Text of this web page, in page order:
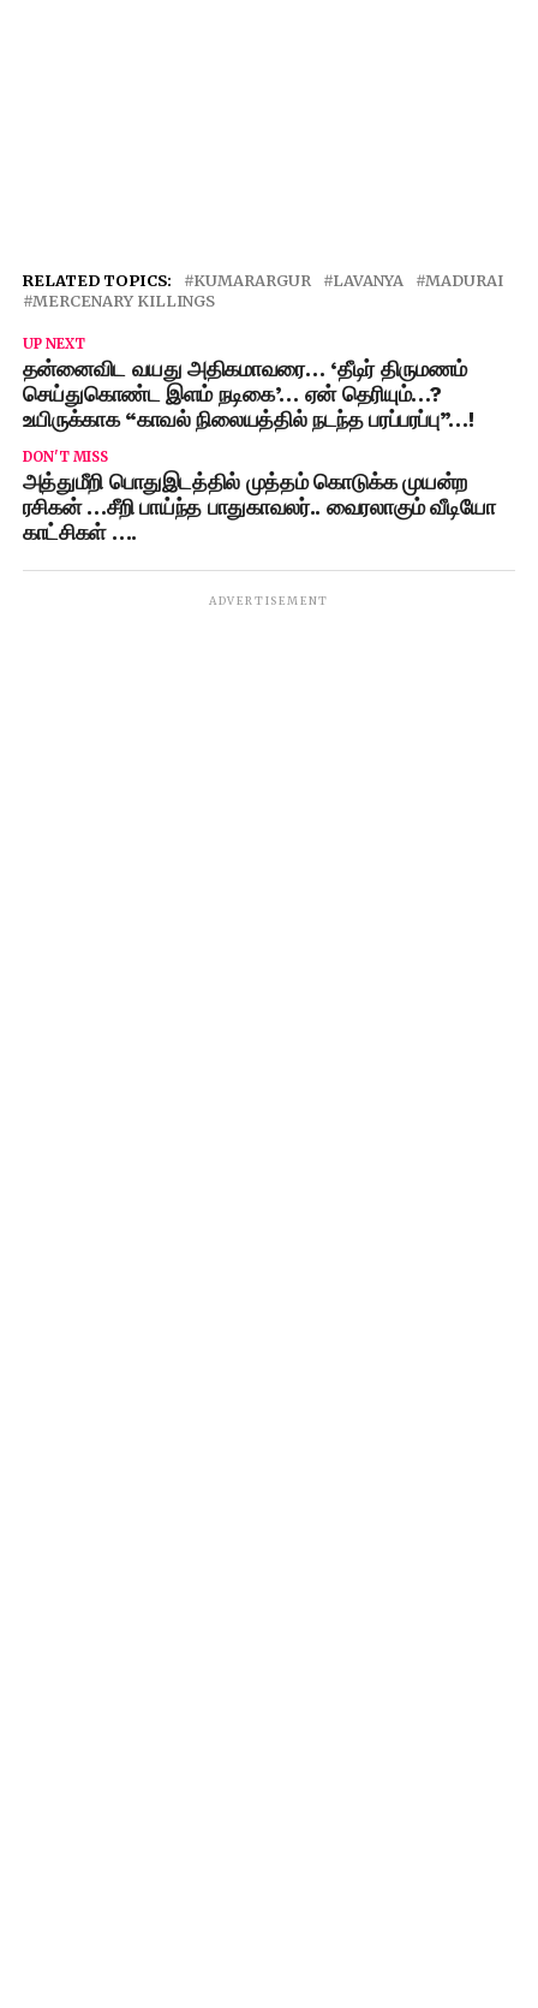
RELATED TOPICS: KUMARARGUR LAVANYA
MADURAI
MERCENARY KILLINGS
UP NEXT
தன்னைவிட வயது அதிகமாவரை… ‘தீடிர் திருமணம்
செய்துகொண்ட இளம் நடிகை’… ஏன் தெரியும்…?
உயிருக்காக “காவல் நிலையத்தில் நடந்த பரப்பரப்பு”…!
DON'T MISS
அத்துமீறி பொதுஇடத்தில் முத்தம் கொடுக்க முயன்ற
ரசிகன் …சீறி பாய்ந்த பாதுகாவலர்.. வைரலாகும் வீடியோ
காட்சிகள் ….
ADVERTISEMENT